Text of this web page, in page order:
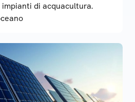
di acquacultura.